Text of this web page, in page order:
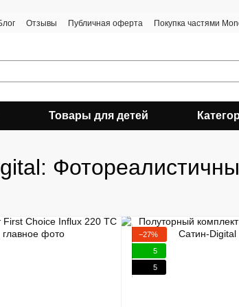
Отзывы Публичная оферта Покупка частями
Товары для детей
−27%
5
5